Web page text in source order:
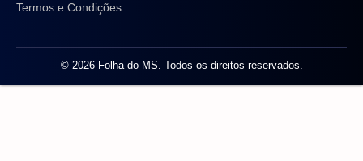
Termos e Condições
© 2026 Folha do MS. Todos os direitos reservados.